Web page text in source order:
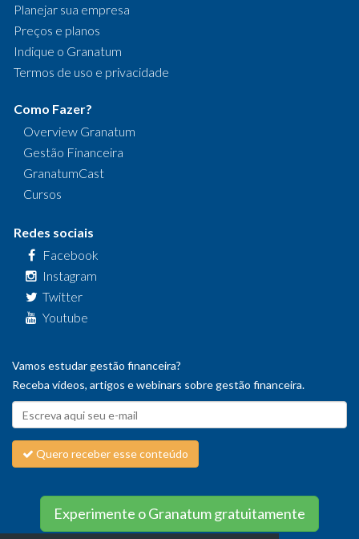
Planejar sua empresa
Preços e planos
Indique o Granatum
Termos de uso e privacidade
Como Fazer?
Overview Granatum
Gestão Financeira
GranatumCast
Cursos
Redes sociais
Facebook
Instagram
Twitter
Youtube
Vamos estudar gestão financeira?
Receba vídeos, artigos e webinars sobre gestão financeira.
Quero receber esse conteúdo
Experimente o Granatum gratuitamente